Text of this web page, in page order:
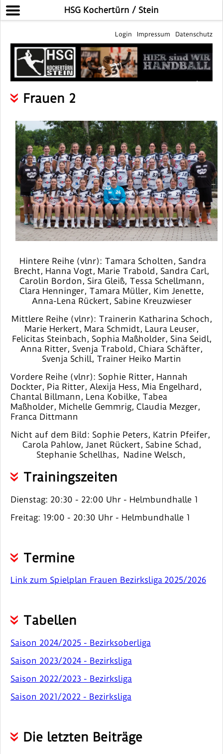
HSG Kochertürn / Stein
Login Impressum Datenschutz
Frauen 2
Hintere Reihe (vlnr): Tamara Scholten, Sandra
Brecht, Hanna Vogt, Marie Trabold, Sandra Carl,
Carolin Bordon, Sira Gleiß, Tessa Schellmann,
Clara Henninger, Tamara Müller, Kim Jenette,
Anna-Lena Rückert, Sabine Kreuzwieser
Mittlere Reihe (vlnr): Trainerin Katharina Schoch,
Marie Herkert, Mara Schmidt, Laura Leuser,
Felicitas Steinbach, Sophia Maßholder, Sina Seidl,
Anna Ritter, Svenja Trabold, Chiara Schäfter,
Svenja Schill, Trainer Heiko Martin
Vordere Reihe (vlnr): Sophie Ritter, Hannah
Dockter, Pia Ritter, Alexija Hess, Mia Engelhard,
Chantal Billmann, Lena Kobilke, Tabea
Maßholder, Michelle Gemmrig, Claudia Mezger,
Franca Dittmann
Nicht auf dem Bild: Sophie Peters, Katrin Pfeifer,
Carola Pahlow, Janet Rückert, Sabine Schad,
Stephanie Schellhas, Nadine Welsch,
Trainingszeiten
Dienstag: 20:30 - 22:00 Uhr - Helmbundhalle 1
Freitag: 19:00 - 20:30 Uhr - Helmbundhalle 1
Termine
Link zum Spielplan Frauen Bezirksliga 2025/2026
Tabellen
Saison 2024/2025 - Bezirksoberliga
Saison 2023/2024 - Bezirksliga
Saison 2022/2023 - Bezirksliga
Saison 2021/2022 - Bezirksliga
Die letzten Beiträge